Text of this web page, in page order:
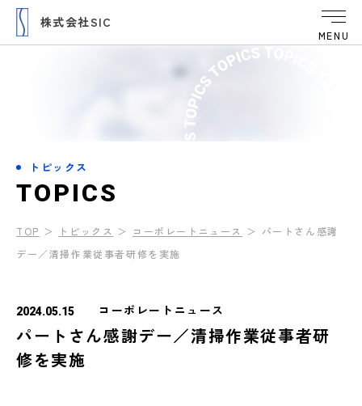
株式会社SIC
MENU
トピックス
TOPICS
TOP ＞ トピックス ＞ コーポレートニュース ＞ パートさん感謝
デー／清掃作業従事者研修を実施
2024.05.15 コーポレートニュース
パートさん感謝デー／清掃作業従事者研
修を実施